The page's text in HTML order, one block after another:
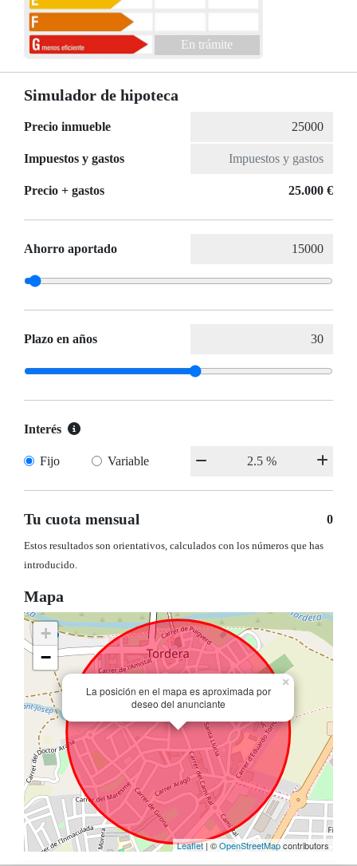
En trámite
Simulador de hipoteca
Precio inmueble
Impuestos y gastos
Precio + gastos 25.000 €
Ahorro aportado
Plazo en años
Interés
Fijo Variable
Tu cuota mensual 0
Estos resultados son orientativos, calculados con los números que has
introducido.
Mapa
La posición en el mapa es aproximada por
deseo del anunciante
×
+
−
Leaflet| ©OpenStreetMapcontributors